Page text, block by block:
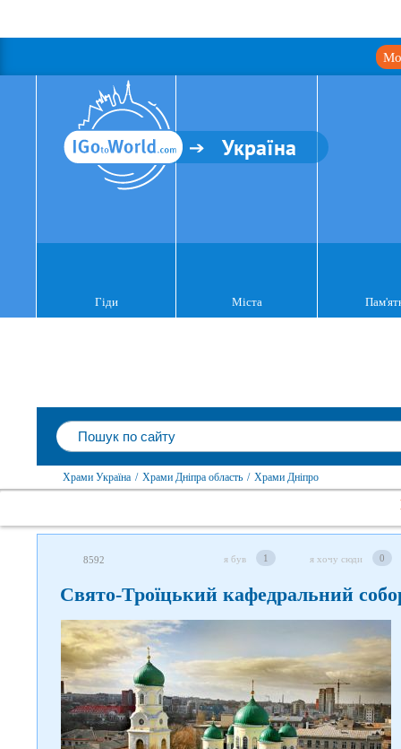
Україна
Гіди Міста
Храми Україна / Храми Дніпра область / Храми Дніпро
8592 я був 1 я хочу сюди 0
Свято-Троїцький кафедральний
Слідкуйте за нами в соцмережах